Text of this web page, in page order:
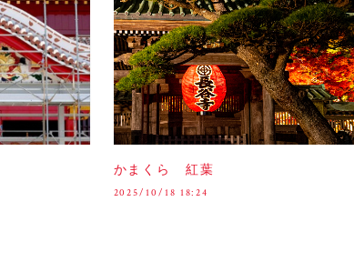
かまくら 紅葉
2025/10/18 18:24